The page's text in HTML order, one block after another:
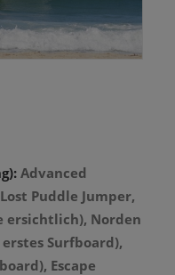
Advanced
Puddle Jumper,
ersichtlich), Norden
Surfboard),
Escape